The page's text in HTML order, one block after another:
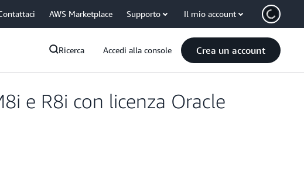
AWS Marketplace Supporto Il mio account
Ricerca Accedi alla console Crea un account
e R8i con licenza Oracle